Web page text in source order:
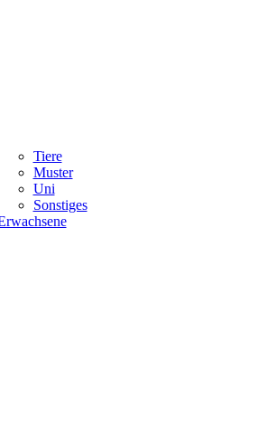
Tiere
Muster
Uni
Sonstiges